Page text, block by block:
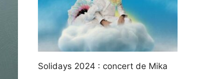
Solidays 2024 : concert de Mika